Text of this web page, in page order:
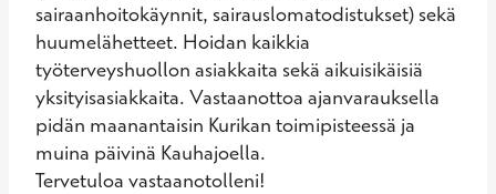
sairaanhoitokäynnit, sairauslomatodistukset) sekä
huumelähetteet. Hoidan kaikkia
työterveyshuollon asiakkaita sekä aikuisikäisiä
yksityisasiakkaita. Vastaanottoa ajanvarauksella
pidän maanantaisin Kurikan toimipisteessä ja
muina päivinä Kauhajoella.
Tervetuloa vastaanotolleni!